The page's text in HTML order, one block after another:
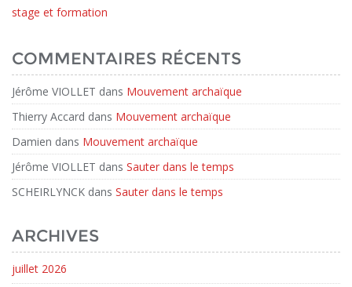
stage et formation
COMMENTAIRES RÉCENTS
Jérôme VIOLLET dans Mouvement archaïque
Thierry Accard dans Mouvement archaïque
Damien dans Mouvement archaïque
Jérôme VIOLLET dans Sauter dans le temps
SCHEIRLYNCK dans Sauter dans le temps
ARCHIVES
juillet 2026